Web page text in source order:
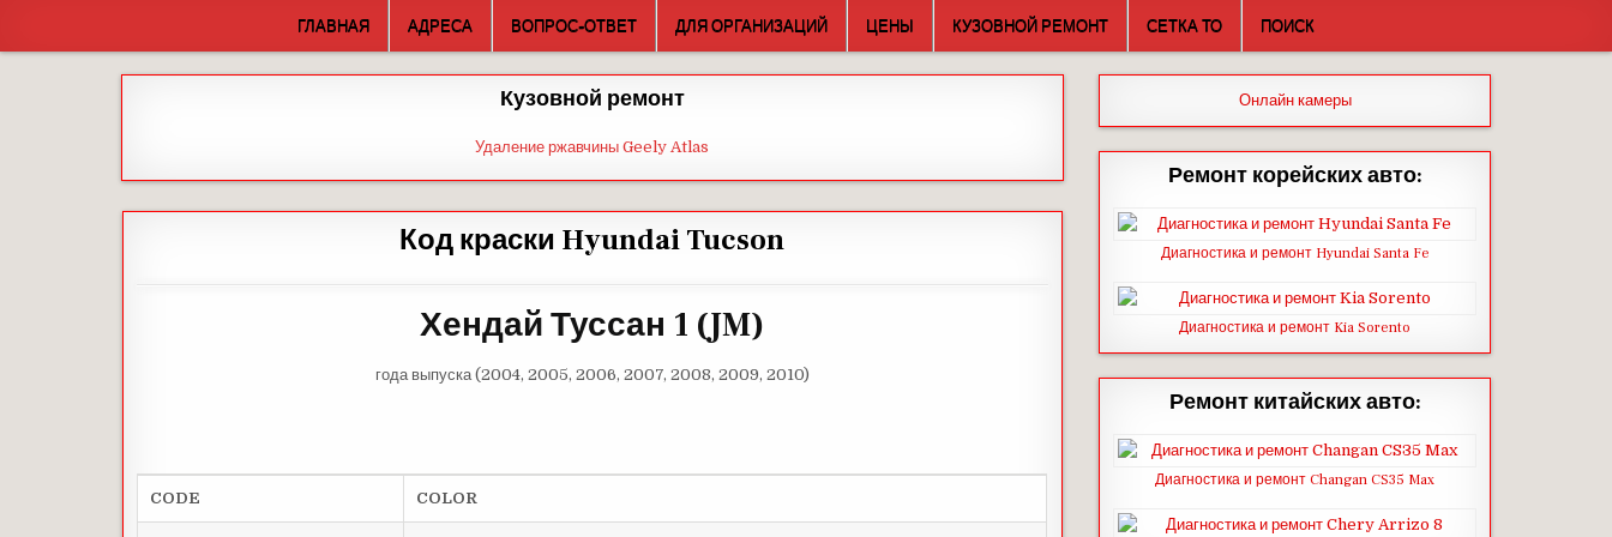
content
ГЛАВНАЯ АДРЕСА ВОПРОС-ОТВЕТ ДЛЯ ОРГАНИЗАЦИЙ ЦЕНЫ КУЗОВНОЙ РЕМОНТ СЕТКА ТО ПОИСК
Кузовной ремонт
Удаление ржавчины Geely Atlas
Код краски Hyundai Tucson
Хендай Туссан 1 (JM)
года выпуска (2004, 2005, 2006, 2007, 2008, 2009, 2010)
CODE COLOR
Онлайн камеры
Ремонт корейских авто:
Диагностика и ремонт Hyundai Santa Fe
Диагностика и ремонт Kia Sorento
Ремонт китайских авто:
Диагностика и ремонт Changan CS35 Max